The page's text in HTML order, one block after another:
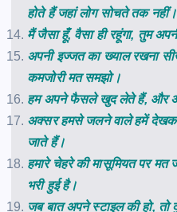
होते हैं जहां लोग सोचते तक नहीं।
मैं जैसा हूँ, वैसा ही रहूंगा, तुम
अपनी इज्जत का ख्याल रखना
कमजोरी मत समझो।
हम अपने फैसले खुद लेते हैं, और
अक्सर हमसे जलने वाले हमें
जाते हैं।
हमारे चेहरे की मासूमियत पर मत
भरी हुई है।
जब बात अपने स्टाइल की हो, तो